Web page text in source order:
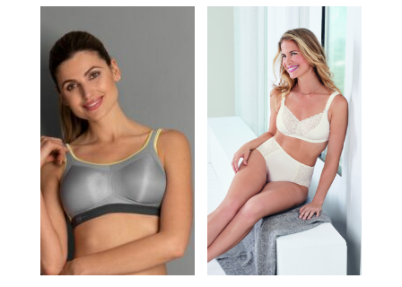
plusieurs
variations.
Les
options
peuvent
être
choisies
sur
la
page
du
produit
peuvent
choisies
page
du
produit